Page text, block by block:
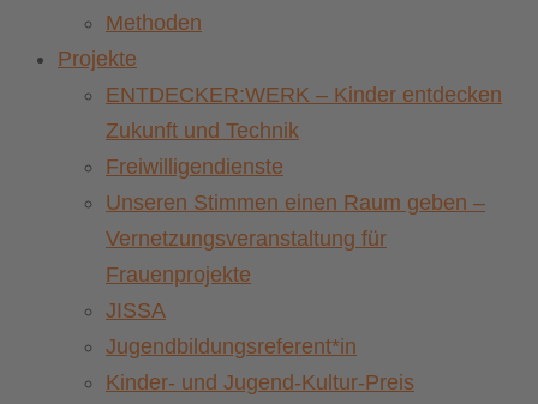
Methoden
Projekte
ENTDECKER:WERK – Kinder entdecken
Zukunft und Technik
Freiwilligendienste
Unseren Stimmen einen Raum geben –
Vernetzungsveranstaltung für
Frauenprojekte
JISSA
Jugendbildungsreferent*in
Kinder- und Jugend-Kultur-Preis